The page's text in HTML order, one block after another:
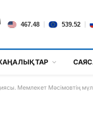
467.48 539.52
Мемлекет Мәсімовтің